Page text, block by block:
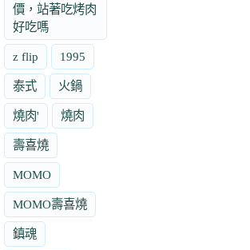
價，站著吃烤肉
好吃嗎
z flip 1995
泰式 火鍋
燒肉' 燒肉
壽喜燒
MOMO
MOMO壽喜燒
鎮魂